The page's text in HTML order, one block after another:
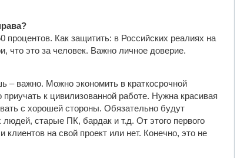
Как защитить: в Российских реалиях на
что это за человек. Важно личное доверие.
– важно. Можно экономить в краткосрочной
к цивилизованной работе. Нужна красивая
с хорошей стороны. Обязательно будут
старые ПК, бардак и т.д. От этого первого
на свой проект или нет. Конечно, это не